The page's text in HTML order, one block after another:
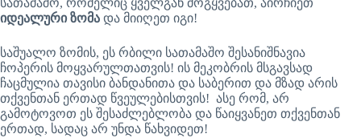
იდეალური ზომა და მიიღეთ იგი!
საშუალო ზომის, ეს რბილი სათამაშო შესანიშნავია
ჩოპერის მოყვარულთათვის! ის მეკობრის მსგავსად
ჩაცმულია თავისი ბანდანითა და საბერით და მზად არის
თქვენთან ერთად წვეულებისთვის! ასე რომ, არ
გამოტოვოთ ეს შესაძლებლობა და წაიყვანეთ თქვენთან
ერთად, სადაც არ უნდა წახვიდეთ!